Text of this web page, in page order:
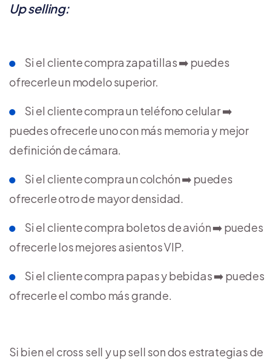
Up selling:
Si el cliente compra zapatillas ➡️ puedes
ofrecerle un modelo superior.
Si el cliente compra un teléfono celular ➡️
puedes ofrecerle uno con más memoria y mejor
definición de cámara.
Si el cliente compra un colchón ➡️ puedes
ofrecerle otro de mayor densidad.
Si el cliente compra boletos de avión ➡️ puedes
ofrecerle los mejores asientos VIP.
Si el cliente compra papas y bebidas ➡️ puedes
ofrecerle el combo más grande.
Si bien el cross sell y up sell son dos estrategias de